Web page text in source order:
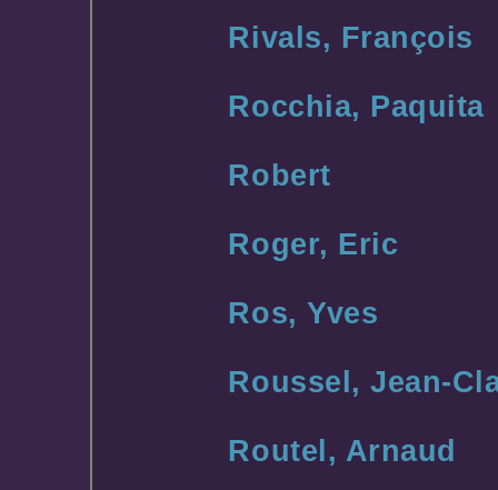
Rivals, François
Rocchia, Paquita
Robert
Roger, Eric
Ros, Yves
Roussel, Jean-
Routel, Arnaud